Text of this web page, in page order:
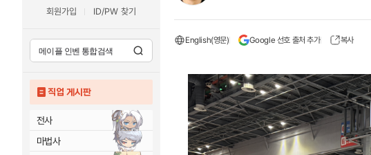
회원가입 ID/PW 찾기
직업 게시판
전사
마법사
English(영문) Google 선호 출처 추가 복사